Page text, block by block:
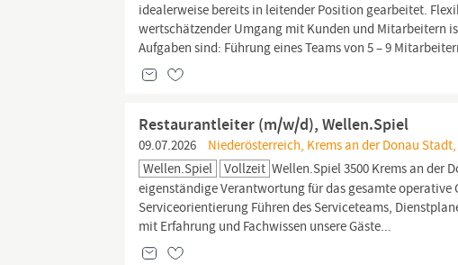
idealerweise bereits in leitender Position gearbeitet.
wertschätzender Umgang mit Kunden und Mitarbeitern
Aufgaben sind: Führung eines Teams von 5 – 9
Restaurantleiter (m/w/d), Wellen.Spiel
09.07.2026
Niederösterreich, Krems an der Donau
Wellen.Spiel
Vollzeit Wellen.Spiel 3500 Krems an der
eigenständige Verantwortung für das gesamte
Serviceorientierung Führen des Serviceteams,
mit Erfahrung und Fachwissen unsere Gäste...